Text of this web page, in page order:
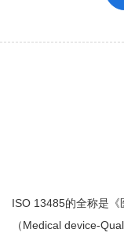
ISO 13485的全称是《
（Medical device-